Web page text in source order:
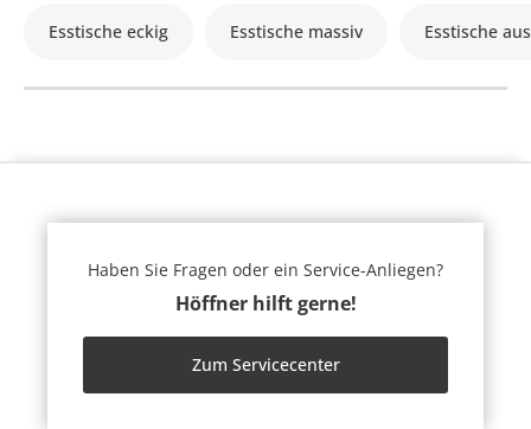
Esstische eckig Esstische massiv Esstische
Haben Sie Fragen oder ein Service-Anliegen?
Höffner hilft gerne!
Zum Servicecenter